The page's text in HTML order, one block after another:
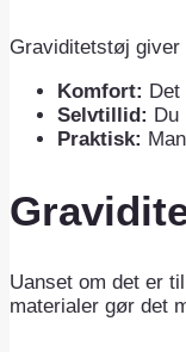
Graviditetstøj giver
Komfort: Det
Selvtillid: Du
Praktisk:
Uanset om det er
materialer gør det